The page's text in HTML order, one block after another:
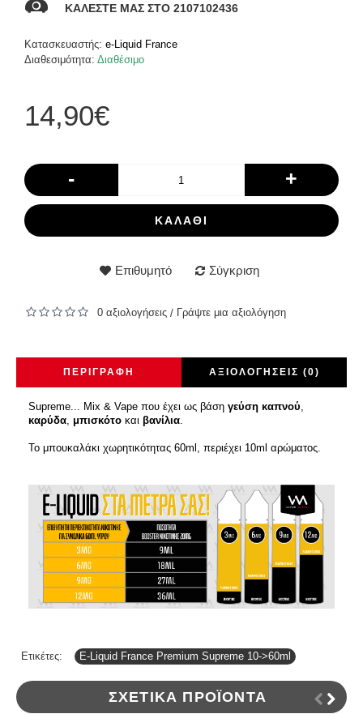
ΚΑΛΕΣΤΕ ΜΑΣ ΣΤΟ 2107102436
Κατασκευαστής: e-Liquid France
Διαθεσιμότητα: Διαθέσιμο
14,90€
- +
ΚΑΛΆΘΙ
Επιθυμητό Σύγκριση
0 αξιολογήσεις / Γράψτε μια αξιολόγηση
ΠΕΡΙΓΡΑΦΉ ΑΞΙΟΛΟΓΉΣΕΙΣ (0)
Supreme... Mix & Vape που έχει ως βάση γεύση καπνού,
καρύδα, μπισκότο και βανίλια.
Το μπουκαλάκι χωρητικότητας 60ml, περιέχει 10ml αρώματος.
Ετικέτες: E-Liquid France Premium Supreme 10->60ml
ΣΧΕΤΙΚΆ ΠΡΟΪΌΝΤΑ